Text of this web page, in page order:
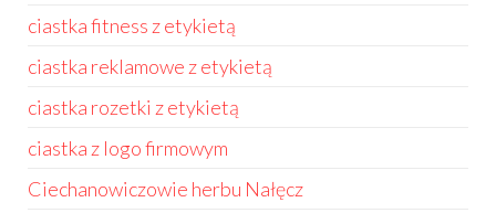
ciastka fitness z etykietą
ciastka reklamowe z etykietą
ciastka rozetki z etykietą
ciastka z logo firmowym
Ciechanowiczowie herbu Nałęcz